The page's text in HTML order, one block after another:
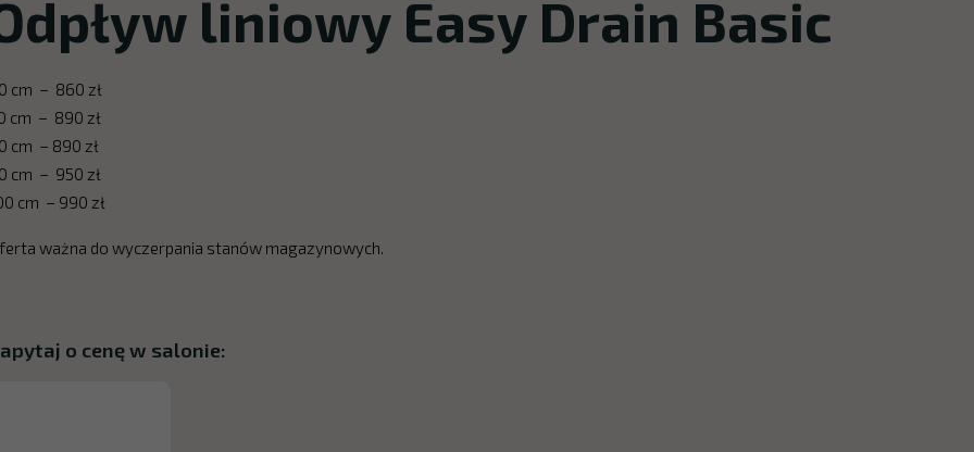
liniowy Easy Drain Basic
cm – 860 zł
cm – 890 zł
cm – 890 zł
cm – 950 zł
cm – 990 zł
ważna do wyczerpania stanów magazynowych.
o cenę w salonie: